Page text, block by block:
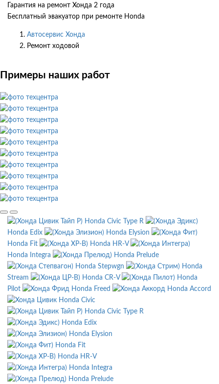
Гарантия на ремонт Хонда 2 года
Бесплатный эвакуатор при ремонте Honda
Автосервис Хонда
Ремонт ходовой
Примеры наших работ
Honda Civic Type R
Honda Edix
Honda Elysion
Honda Fit
Honda HR-V
Honda Integra
Honda Prelude
Honda Stepwgn
Honda
Stream
Honda CR-V
Honda
Pilot
Honda Freed
Honda Accord
Honda Civic
Honda Civic Type R
Honda Edix
Honda Elysion
Honda Fit
Honda HR-V
Honda Integra
Honda Prelude